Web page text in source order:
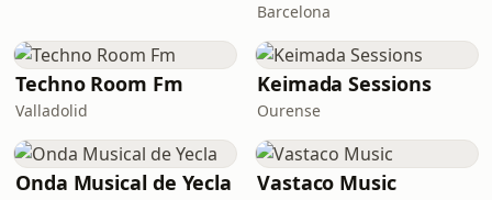
Barcelona
Techno Room Fm
Valladolid
Keimada Sessions
Ourense
Onda Musical de Yecla Vastaco Music